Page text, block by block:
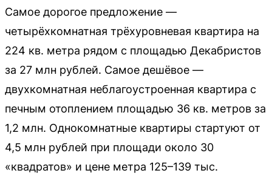
Самое дорогое предложение —
четырёхкомнатная трёхуровневая квартира на
224 кв. метра рядом с площадью Декабристов
за 27 млн рублей. Самое дешёвое —
двухкомнатная неблагоустроенная квартира с
печным отоплением площадью 36 кв. метров за
1,2 млн. Однокомнатные квартиры стартуют от
4,5 млн рублей при площади около 30
«квадратов» и цене метра 125–139 тыс.